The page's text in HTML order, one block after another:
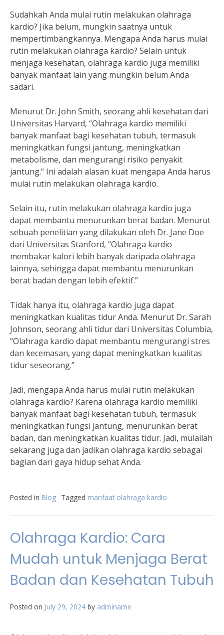
Sudahkah Anda mulai rutin melakukan olahraga
kardio? Jika belum, mungkin saatnya untuk
mempertimbangkannya. Mengapa Anda harus mulai
rutin melakukan olahraga kardio? Selain untuk
menjaga kesehatan, olahraga kardio juga memiliki
banyak manfaat lain yang mungkin belum Anda
sadari.
Menurut Dr. John Smith, seorang ahli kesehatan dari
Universitas Harvard, “Olahraga kardio memiliki
banyak manfaat bagi kesehatan tubuh, termasuk
meningkatkan fungsi jantung, meningkatkan
metabolisme, dan mengurangi risiko penyakit
jantung.” Ini adalah alasan kuat mengapa Anda harus
mulai rutin melakukan olahraga kardio.
Selain itu, rutin melakukan olahraga kardio juga
dapat membantu menurunkan berat badan. Menurut
sebuah penelitian yang dilakukan oleh Dr. Jane Doe
dari Universitas Stanford, “Olahraga kardio
membakar kalori lebih banyak daripada olahraga
lainnya, sehingga dapat membantu menurunkan
berat badan dengan lebih efektif.”
Tidak hanya itu, olahraga kardio juga dapat
meningkatkan kualitas tidur Anda. Menurut Dr. Sarah
Johnson, seorang ahli tidur dari Universitas Columbia,
“Olahraga kardio dapat membantu mengurangi stres
dan kecemasan, yang dapat meningkatkan kualitas
tidur seseorang.”
Jadi, mengapa Anda harus mulai rutin melakukan
olahraga kardio? Karena olahraga kardio memiliki
banyak manfaat bagi kesehatan tubuh, termasuk
meningkatkan fungsi jantung, menurunkan berat
badan, dan meningkatkan kualitas tidur. Jadi, mulailah
sekarang juga dan jadikan olahraga kardio sebagai
bagian dari gaya hidup sehat Anda.
Posted in Blog Tagged manfaat olahraga kardio
Olahraga Kardio: Cara
Mudah untuk Menjaga Berat
Badan dan Kesehatan Tubuh
Posted on July 29, 2024 by adminame